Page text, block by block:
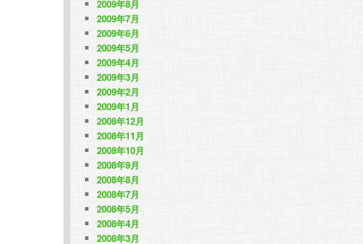
2009年8月
2009年7月
2009年6月
2009年5月
2009年4月
2009年3月
2009年2月
2009年1月
2008年12月
2008年11月
2008年10月
2008年9月
2008年8月
2008年7月
2008年5月
2008年4月
2008年3月